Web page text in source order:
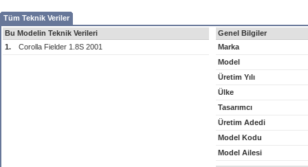
Tüm Teknik Veriler
Bu Modelin Teknik Verileri
1.
Corolla Fielder 1.8S 2001
Genel Bilgiler
Marka
Model
Üretim Yılı
Ülke
Tasarımcı
Üretim Adedi
Model Kodu
Model Ailesi